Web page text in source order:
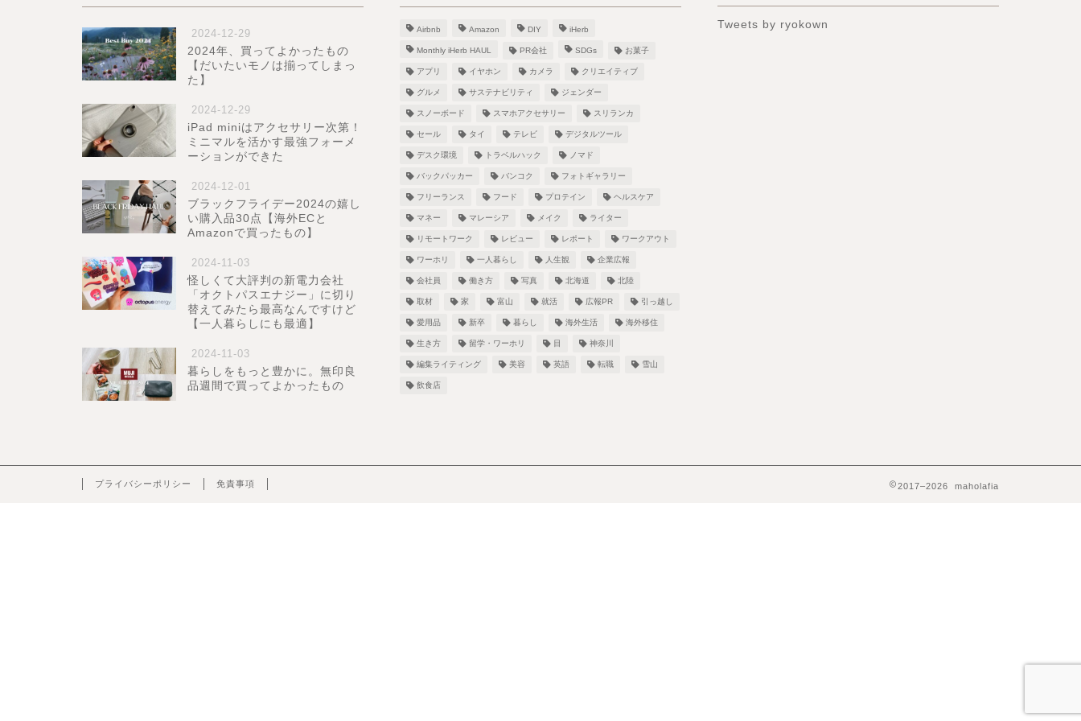
2024-12-29
2024年、買ってよかったもの
【だいたいモノは揃ってしまっ
た】
2024-12-29
iPad miniはアクセサリー次第！
ミニマルを活かす最強フォーメ
ーションができた
2024-12-01
ブラックフライデー2024の嬉し
い購入品30点【海外ECと
Amazonで買ったもの】
2024-11-03
怪しくて大評判の新電力会社
「オクトパスエナジー」に切り
替えてみたら最高なんですけど
【一人暮らしにも最適】
2024-11-03
暮らしをもっと豊かに。無印良
品週間で買ってよかったもの
Airbnb Amazon DIY iHerb
Monthly iHerb HAUL PR会社 SDGs お菓子
アプリ イヤホン カメラ クリエイティブ
グルメ サステナビリティ ジェンダー
スノーボード スマホアクセサリー スリランカ
セール タイ テレビ デジタルツール
デスク環境 トラベルハック ノマド
バックパッカー バンコク フォトギャラリー
フリーランス フード プロテイン ヘルスケア
マネー マレーシア メイク ライター
リモートワーク レビュー レポート ワークアウト
ワーホリ 一人暮らし 人生観 企業広報
会社員 働き方 写真 北海道 北陸
取材 家 富山 就活 広報PR 引っ越し
愛用品 新卒 暮らし 海外生活 海外移住
生き方 留学・ワーホリ 目 神奈川
編集ライティング 美容 英語 転職 雪山
飲食店
Tweets by ryokown
プライバシーポリシー 免責事項 2017–2026 maholafia